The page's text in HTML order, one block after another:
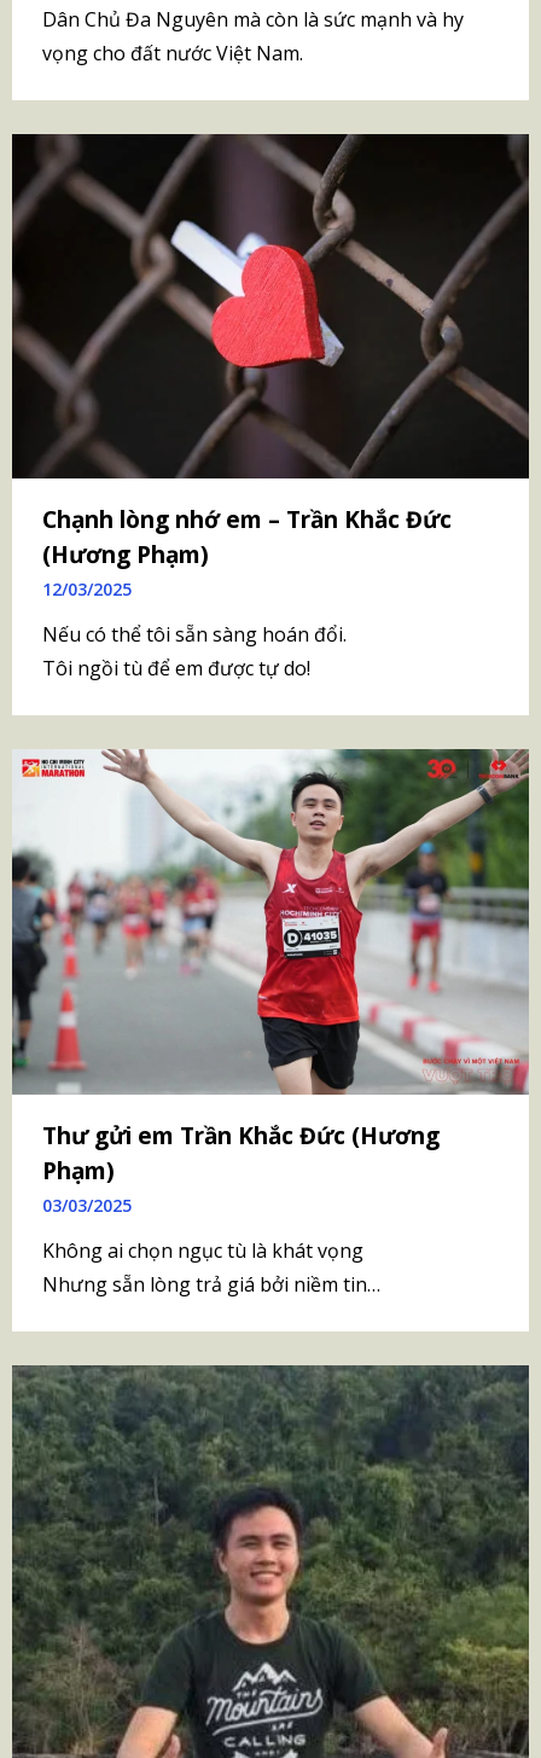
Dân Chủ Đa Nguyên mà còn là sức mạnh và hy
vọng cho đất nước Việt Nam.
Chạnh lòng nhớ em – Trần Khắc Đức
(Hương Phạm)
12/03/2025
Nếu có thể tôi sẵn sàng hoán đổi.
Tôi ngồi tù để em được tự do!
Thư gửi em Trần Khắc Đức (Hương
Phạm)
03/03/2025
Không ai chọn ngục tù là khát vọng
Nhưng sẵn lòng trả giá bởi niềm tin…